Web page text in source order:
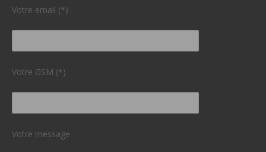
Votre email (*)
Votre GSM (*)
Votre message